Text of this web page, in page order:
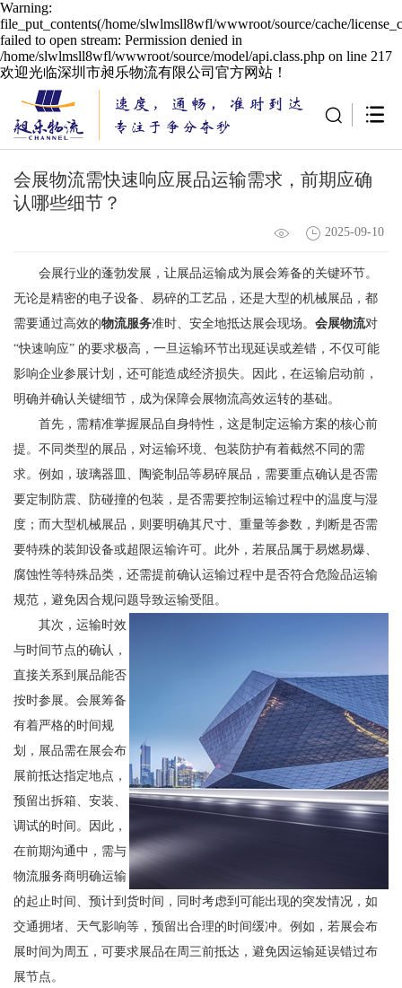
Warning:
file_put_contents(/home/slwlmsll8wfl/wwwroot/source/cache/
failed to open stream: Permission denied in
/home/slwlmsll8wfl/wwwroot/source/model/api.class.php on line 217
欢迎光临深圳市昶乐物流有限公司官方网站！
会展物流需快速响应展品运输需求，前期应确
认哪些细节？
2025-09-10
会展行业的蓬勃发展，让展品运输成为展会筹备的关键环节。
无论是精密的电子设备、易碎的工艺品，还是大型的机械展品，都
需要通过高效的物流服务准时、安全地抵达展会现场。 会展物流对
“快速响应” 的要求极高，一旦运输环节出现延误或差错，不仅可能
影响企业参展计划，还可能造成经济损失。因此，在运输启动前，
明确并确认关键细节，成为保障会展物流高效运转的基础。
首先，需精准掌握展品自身特性，这是制定运输方案的核心前
提。不同类型的展品，对运输环境、包装防护有着截然不同的需
求。例如，玻璃器皿、陶瓷制品等易碎展品，需要重点确认是否需
要定制防震、防碰撞的包装，是否需要控制运输过程中的温度与湿
度；而大型机械展品，则要明确其尺寸、重量等参数，判断是否需
要特殊的装卸设备或超限运输许可。此外，若展品属于易燃易爆、
腐蚀性等特殊品类，还需提前确认运输过程中是否符合危险品运输
规范，避免因合规问题导致运输受阻。
其次，运输时效
与时间节点的确认，
直接关系到展品能否
按时参展。会展筹备
有着严格的时间规
划，展品需在展会布
展前抵达指定地点，
预留出拆箱、安装、
调试的时间。因此，
在前期沟通中，需与
物流服务商明确运输
的起止时间、预计到货时间，同时考虑到可能出现的突发情况，如
交通拥堵、天气影响等，预留出合理的时间缓冲。例如，若展会布
展时间为周五，可要求展品在周三前抵达，避免因运输延误错过布
展节点。